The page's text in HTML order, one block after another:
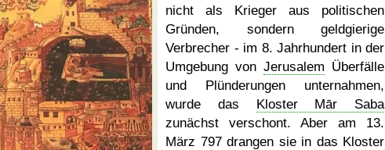
nicht als Krieger aus politischen
Gründen, sondern geldgierige
Verbrecher - im 8. Jahrhundert in der
Umgebung von Jerusalem Überfälle
und Plünderungen unternahmen,
wurde das Kloster Mār Saba
zunächst verschont. Aber am 13.
März 797 drangen sie in das Kloster